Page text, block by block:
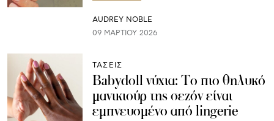
AUDREY NOBLE
09 ΜΑΡΤΊΟΥ 2026
ΤΑΣΕΙΣ
Babydoll νύχια: Το πιο θηλυκό
μανικιούρ της σεζόν είναι
εμπνευσμένο από lingerie